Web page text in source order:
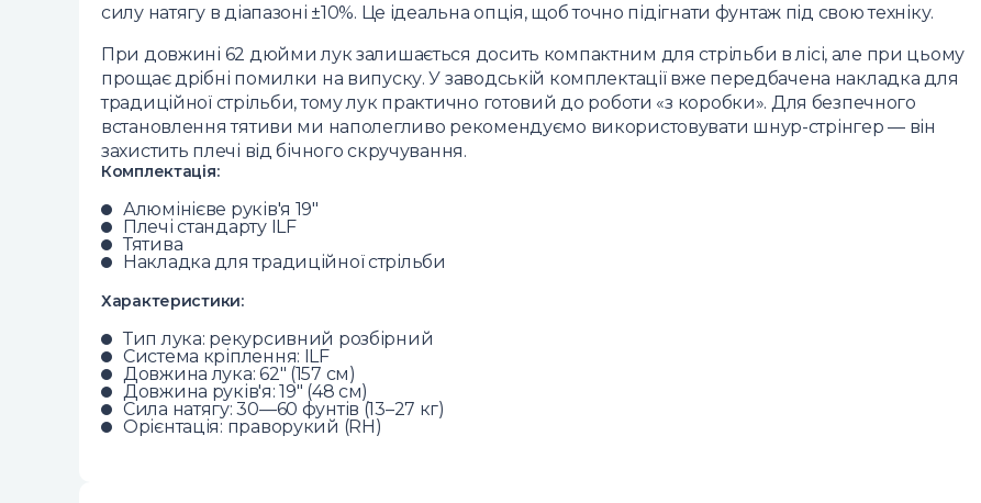
силу натягу в діапазоні ±10%. Це ідеальна опція, щоб точно підігнати фунтаж під свою техніку.
При довжині 62 дюйми лук залишається досить компактним для стрільби в лісі, але при цьому
прощає дрібні помилки на випуску. У заводській комплектації вже передбачена накладка для
традиційної стрільби, тому лук практично готовий до роботи «з коробки». Для безпечного
встановлення тятиви ми наполегливо рекомендуємо використовувати шнур-стрінгер — він
захистить плечі від бічного скручування.
Комплектація:
Алюмінієве руків'я 19"
Плечі стандарту ILF
Тятива
Накладка для традиційної стрільби
Характеристики:
Тип лука: рекурсивний розбірний
Система кріплення: ILF
Довжина лука: 62" (157 см)
Довжина руків'я: 19" (48 см)
Сила натягу: 30—60 фунтів (13–27 кг)
Орієнтація: праворукий (RH)